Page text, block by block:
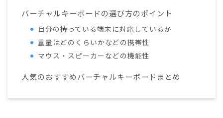
バーチャルキーボードの選び方のポイント
自分の持っている端末に対応しているか
重量はどのくらいかなどの携帯性
マウス・スピーカーなどの機能性
人気のおすすめバーチャルキーボードまとめ